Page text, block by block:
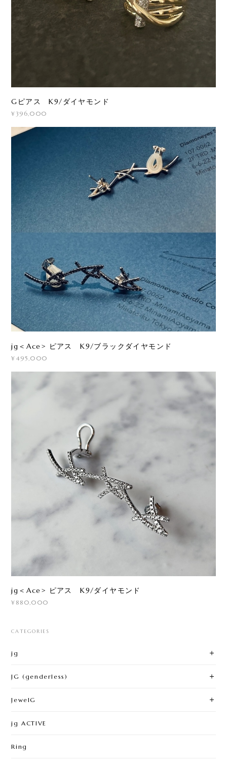
Gピアス K9/ダイヤモンド
¥396,000
jg＜Ace> ピアス K9/ブラックダイヤモンド
¥495,000
jg＜Ace> ピアス K9/ダイヤモンド
¥880,000
CATEGORIES
jg
JG (genderless)
JewelG
jg ACTIVE
Ring